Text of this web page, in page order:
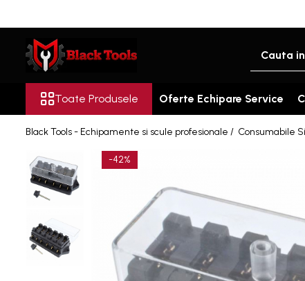
Toate Produsele
Scule Service Auto
Chei Si Truse De Chei
Chei combinate
Chei Combinate Cu Clichet
Chei speciale
Clesti Si Seturi De Clesti
Clesti pentru sertizat
Clesti pentru sigurante
Clesti reglabili pentru tevi
Toate Produsele Oferte Echipare Service
Black Tools - Echipamente si scule profesionale / Consumabile
-42%